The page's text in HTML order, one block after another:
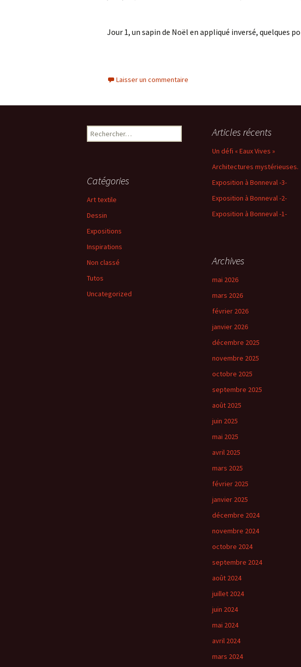
Jour 1, un sapin de Noël en appliqué inversé, quelques
Laisser un commentaire
Rechercher : Articles récents
Un défi « Eaux Vives »
Architectures mystérieuses.
Exposition à Bonneval -3-
Exposition à Bonneval -2-
Exposition à Bonneval -1-
Catégories
Art textile
Dessin
Expositions
Inspirations
Non classé
Tutos
Uncategorized
Archives
mai 2026
mars 2026
février 2026
janvier 2026
décembre 2025
novembre 2025
octobre 2025
septembre 2025
août 2025
juin 2025
mai 2025
avril 2025
mars 2025
février 2025
janvier 2025
décembre 2024
novembre 2024
octobre 2024
septembre 2024
août 2024
juillet 2024
juin 2024
mai 2024
avril 2024
mars 2024